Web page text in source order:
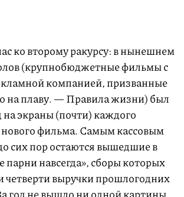
ко второму ракурсу: в нынешнем
(крупнобюджетные фильмы с
компанией, призванные
на плаву. — Правила жизни) был
экраны (почти) каждого
нового фильма. Самым кассовым
сих пор остаются вышедшие в
парни навсегда», сборы которых
четверти выручки прошлогодних